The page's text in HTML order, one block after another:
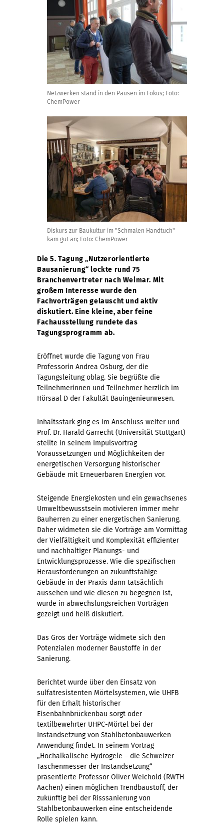
Netzwerken stand in den Pausen im Fokus; Foto:
ChemPower
Diskurs zur Baukultur im "Schmalen Handtuch"
kam gut an; Foto: ChemPower
Die 5. Tagung „Nutzerorientierte
Bausanierung“ lockte rund 75
Branchenvertreter nach Weimar. Mit
großem Interesse wurde den
Fachvorträgen gelauscht und aktiv
diskutiert. Eine kleine, aber feine
Fachausstellung rundete das
Tagungsprogramm ab.
Eröffnet wurde die Tagung von Frau
Professorin Andrea Osburg, der die
Tagungsleitung oblag. Sie begrüßte die
Teilnehmerinnen und Teilnehmer herzlich im
Hörsaal D der Fakultät Bauingenieurwesen.
Inhaltsstark ging es im Anschluss weiter und
Prof. Dr. Harald Garrecht (Universität Stuttgart)
stellte in seinem Impulsvortrag
Voraussetzungen und Möglichkeiten der
energetischen Versorgung historischer
Gebäude mit Erneuerbaren Energien vor.
Steigende Energiekosten und ein gewachsenes
Umweltbewusstsein motivieren immer mehr
Bauherren zu einer energetischen Sanierung.
Daher widmeten sie die Vorträge am Vormittag
der Vielfältigkeit und Komplexität effizienter
und nachhaltiger Planungs- und
Entwicklungsprozesse. Wie die spezifischen
Herausforderungen an zukunftsfähige
Gebäude in der Praxis dann tatsächlich
aussehen und wie diesen zu begegnen ist,
wurde in abwechslungsreichen Vorträgen
gezeigt und heiß diskutiert.
Das Gros der Vorträge widmete sich den
Potenzialen moderner Baustoffe in der
Sanierung.
Berichtet wurde über den Einsatz von
sulfatresistenten Mörtelsystemen, wie UHFB
für den Erhalt historischer
Eisenbahnbrückenbau sorgt oder
textilbewehrter UHPC-Mörtel bei der
Instandsetzung von Stahlbetonbauwerken
Anwendung findet. In seinem Vortrag
„Hochalkalische Hydrogele – die Schweizer
Taschenmesser der Instandsetzung“
präsentierte Professor Oliver Weichold (RWTH
Aachen) einen möglichen Trendbaustoff, der
zukünftig bei der Risssanierung von
Stahlbetonbauwerken eine entscheidende
Rolle spielen kann.